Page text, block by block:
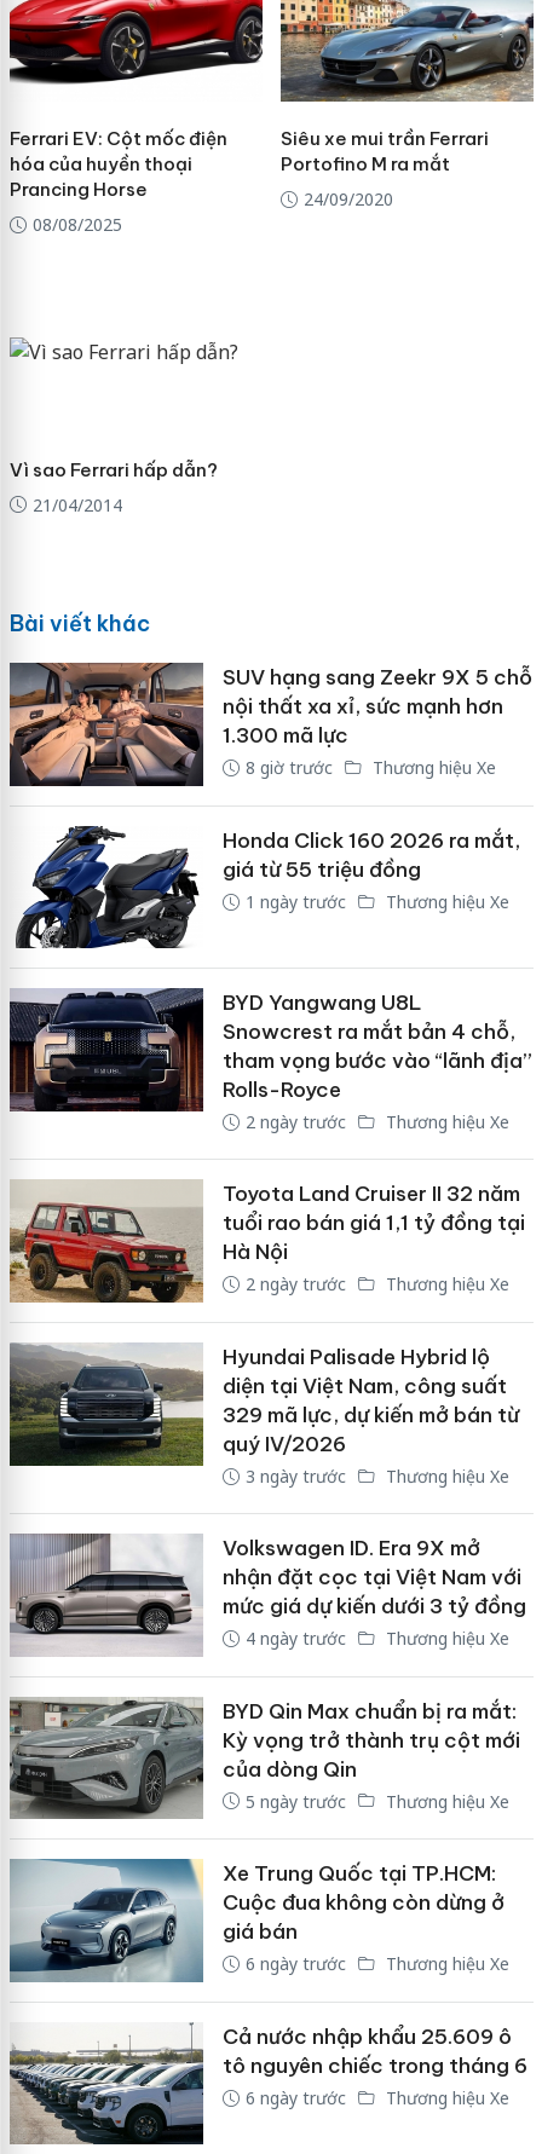
Ferrari EV: Cột mốc điện
hóa của huyền thoại
Prancing Horse
08/08/2025
Siêu xe mui trần Ferrari
Portofino M ra mắt
24/09/2020
Vì sao Ferrari hấp dẫn?
21/04/2014
Bài viết khác
SUV hạng sang Zeekr 9X 5 chỗ
nội thất xa xỉ, sức mạnh hơn
1.300 mã lực
8 giờ trước Thương hiệu Xe
Honda Click 160 2026 ra mắt,
giá từ 55 triệu đồng
1 ngày trước Thương hiệu Xe
BYD Yangwang U8L
Snowcrest ra mắt bản 4 chỗ,
tham vọng bước vào “lãnh địa”
Rolls-Royce
2 ngày trước Thương hiệu Xe
Toyota Land Cruiser II 32 năm
tuổi rao bán giá 1,1 tỷ đồng tại
Hà Nội
2 ngày trước Thương hiệu Xe
Hyundai Palisade Hybrid lộ
diện tại Việt Nam, công suất
329 mã lực, dự kiến mở bán từ
quý IV/2026
3 ngày trước Thương hiệu Xe
Volkswagen ID. Era 9X mở
nhận đặt cọc tại Việt Nam với
mức giá dự kiến dưới 3 tỷ đồng
4 ngày trước Thương hiệu Xe
BYD Qin Max chuẩn bị ra mắt:
Kỳ vọng trở thành trụ cột mới
của dòng Qin
5 ngày trước Thương hiệu Xe
Xe Trung Quốc tại TP.HCM:
Cuộc đua không còn dừng ở
giá bán
6 ngày trước Thương hiệu Xe
Cả nước nhập khẩu 25.609 ô
tô nguyên chiếc trong tháng 6
6 ngày trước Thương hiệu Xe